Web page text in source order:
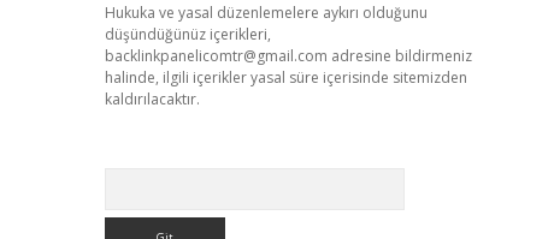
Hukuka ve yasal düzenlemelere aykırı olduğunu
düşündüğünüz içerikleri,
backlinkpanelicomtr@gmail.com adresine bildirmeniz
halinde, ilgili içerikler yasal süre içerisinde sitemizden
kaldırılacaktır.